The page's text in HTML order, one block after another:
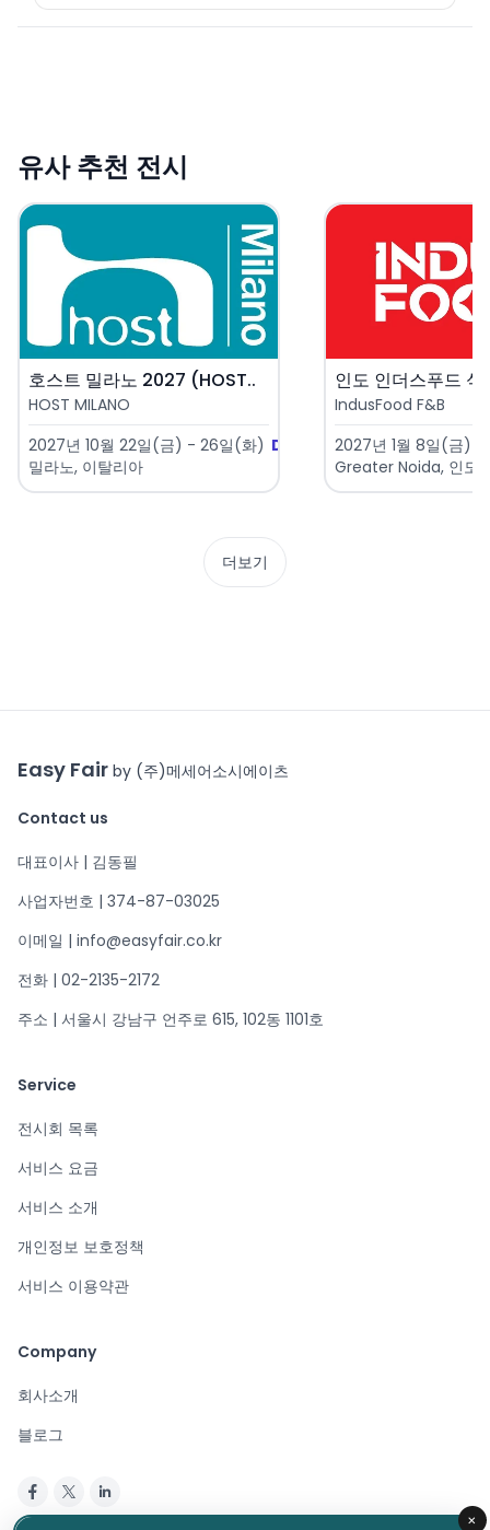
유사 추천 전시
호스트 밀라노 2027 (HOST..
HOST MILANO
2027년 10월 22일(금) - 26일(화) D-441
밀라노, 이탈리아
IndusFood F&B
2027년 1월 8일(금) -
Greater Noida, 인도
더보기
Easy Fair by (주)메세어소시에이츠
Copyright © 2024. All rights reserved.
Contact us
대표이사 | 김동필
사업자번호 | 374-87-03025
이메일 | info@easyfair.co.kr
전화 | 02-2135-2172
주소 | 서울시 강남구 언주로 615, 102동 1101호
Service
전시회 목록
서비스 요금
서비스 소개
개인정보 보호정책
서비스 이용약관
Company
회사소개
블로그
×